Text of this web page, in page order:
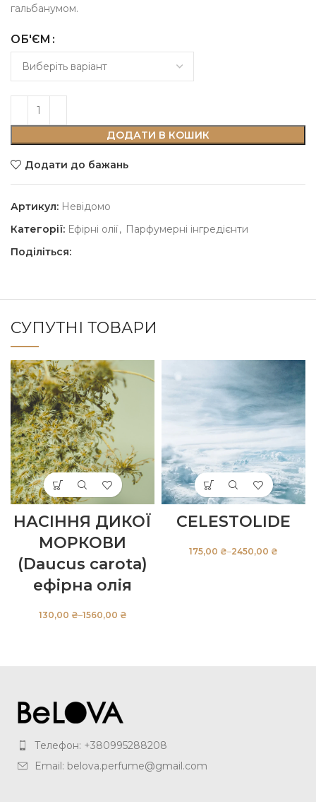
гальбанумом.
ОБ'ЄМ
ДОДАТИ В КОШИК
Додати до бажань
Артикул: Невідомо
Категорії: Ефірні олії, Парфумерні інгредієнти
Поділіться:
СУПУТНІ ТОВАРИ
НАСІННЯ ДИКОЇ
МОРКОВИ
(Daucus carota)
ефірна олія
₴ ₴
CELESTOLIDE
₴ ₴
Телефон: +380995288208
Email: belova.perfume@gmail.com